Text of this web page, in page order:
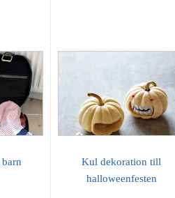
Kul dekoration till
halloweenfesten